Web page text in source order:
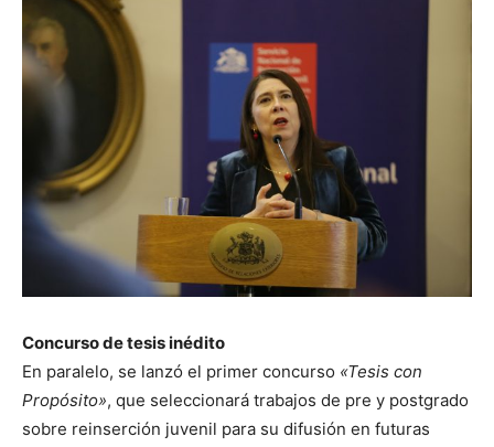
Concurso de tesis inédito
En paralelo, se lanzó el primer concurso «Tesis con
Propósito», que seleccionará trabajos de pre y postgrado
sobre reinserción juvenil para su difusión en futuras